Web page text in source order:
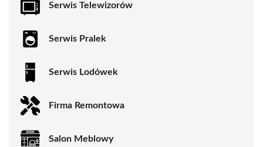
Serwis Telewizorów
Serwis Pralek
Serwis Lodówek
Firma Remontowa
Salon Meblowy